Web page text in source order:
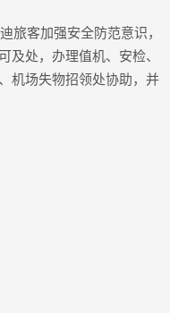
客加强安全防范意识，
及处，办理值机、安检、
机场失物招领处协助，并